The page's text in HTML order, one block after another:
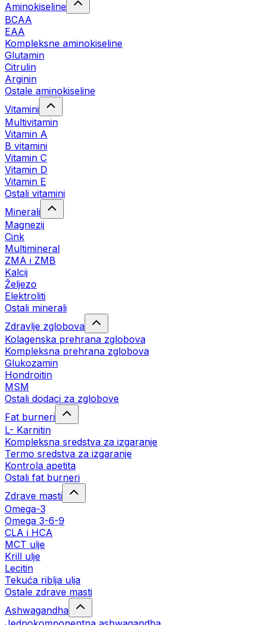
Aminokiseline
BCAA
EAA
Kompleksne aminokiseline
Glutamin
Citrulin
Arginin
Ostale aminokiseline
Vitamini
Multivitamin
Vitamin A
B vitamini
Vitamin C
Vitamin D
Vitamin E
Ostali vitamini
Minerali
Magnezij
Cink
Multimineral
ZMA i ZMB
Kalcij
Željezo
Elektroliti
Ostali minerali
Zdravlje zglobova
Kolagenska prehrana zglobova
Kompleksna prehrana zglobova
Glukozamin
Hondroitin
MSM
Ostali dodaci za zglobove
Fat burneri
L- Karnitin
Kompleksna sredstva za izgaranje
Termo sredstva za izgaranje
Kontrola apetita
Ostali fat burneri
Zdrave masti
Omega-3
Omega 3-6-9
CLA i HCA
MCT ulje
Krill ulje
Lecitin
Tekuća riblja ulja
Ostale zdrave masti
Ashwagandha